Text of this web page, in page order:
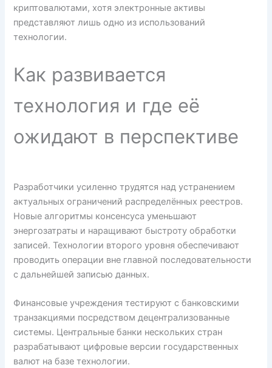
криптовалютами, хотя электронные активы
представляют лишь одно из использований
технологии.
Как развивается
технология и где её
ожидают в перспективе
Разработчики усиленно трудятся над устранением
актуальных ограничений распределённых реестров.
Новые алгоритмы консенсуса уменьшают
энергозатраты и наращивают быстроту обработки
записей. Технологии второго уровня обеспечивают
проводить операции вне главной последовательности
с дальнейшей записью данных.
Финансовые учреждения тестируют с банковскими
транзакциями посредством децентрализованные
системы. Центральные банки нескольких стран
разрабатывают цифровые версии государственных
валют на базе технологии.